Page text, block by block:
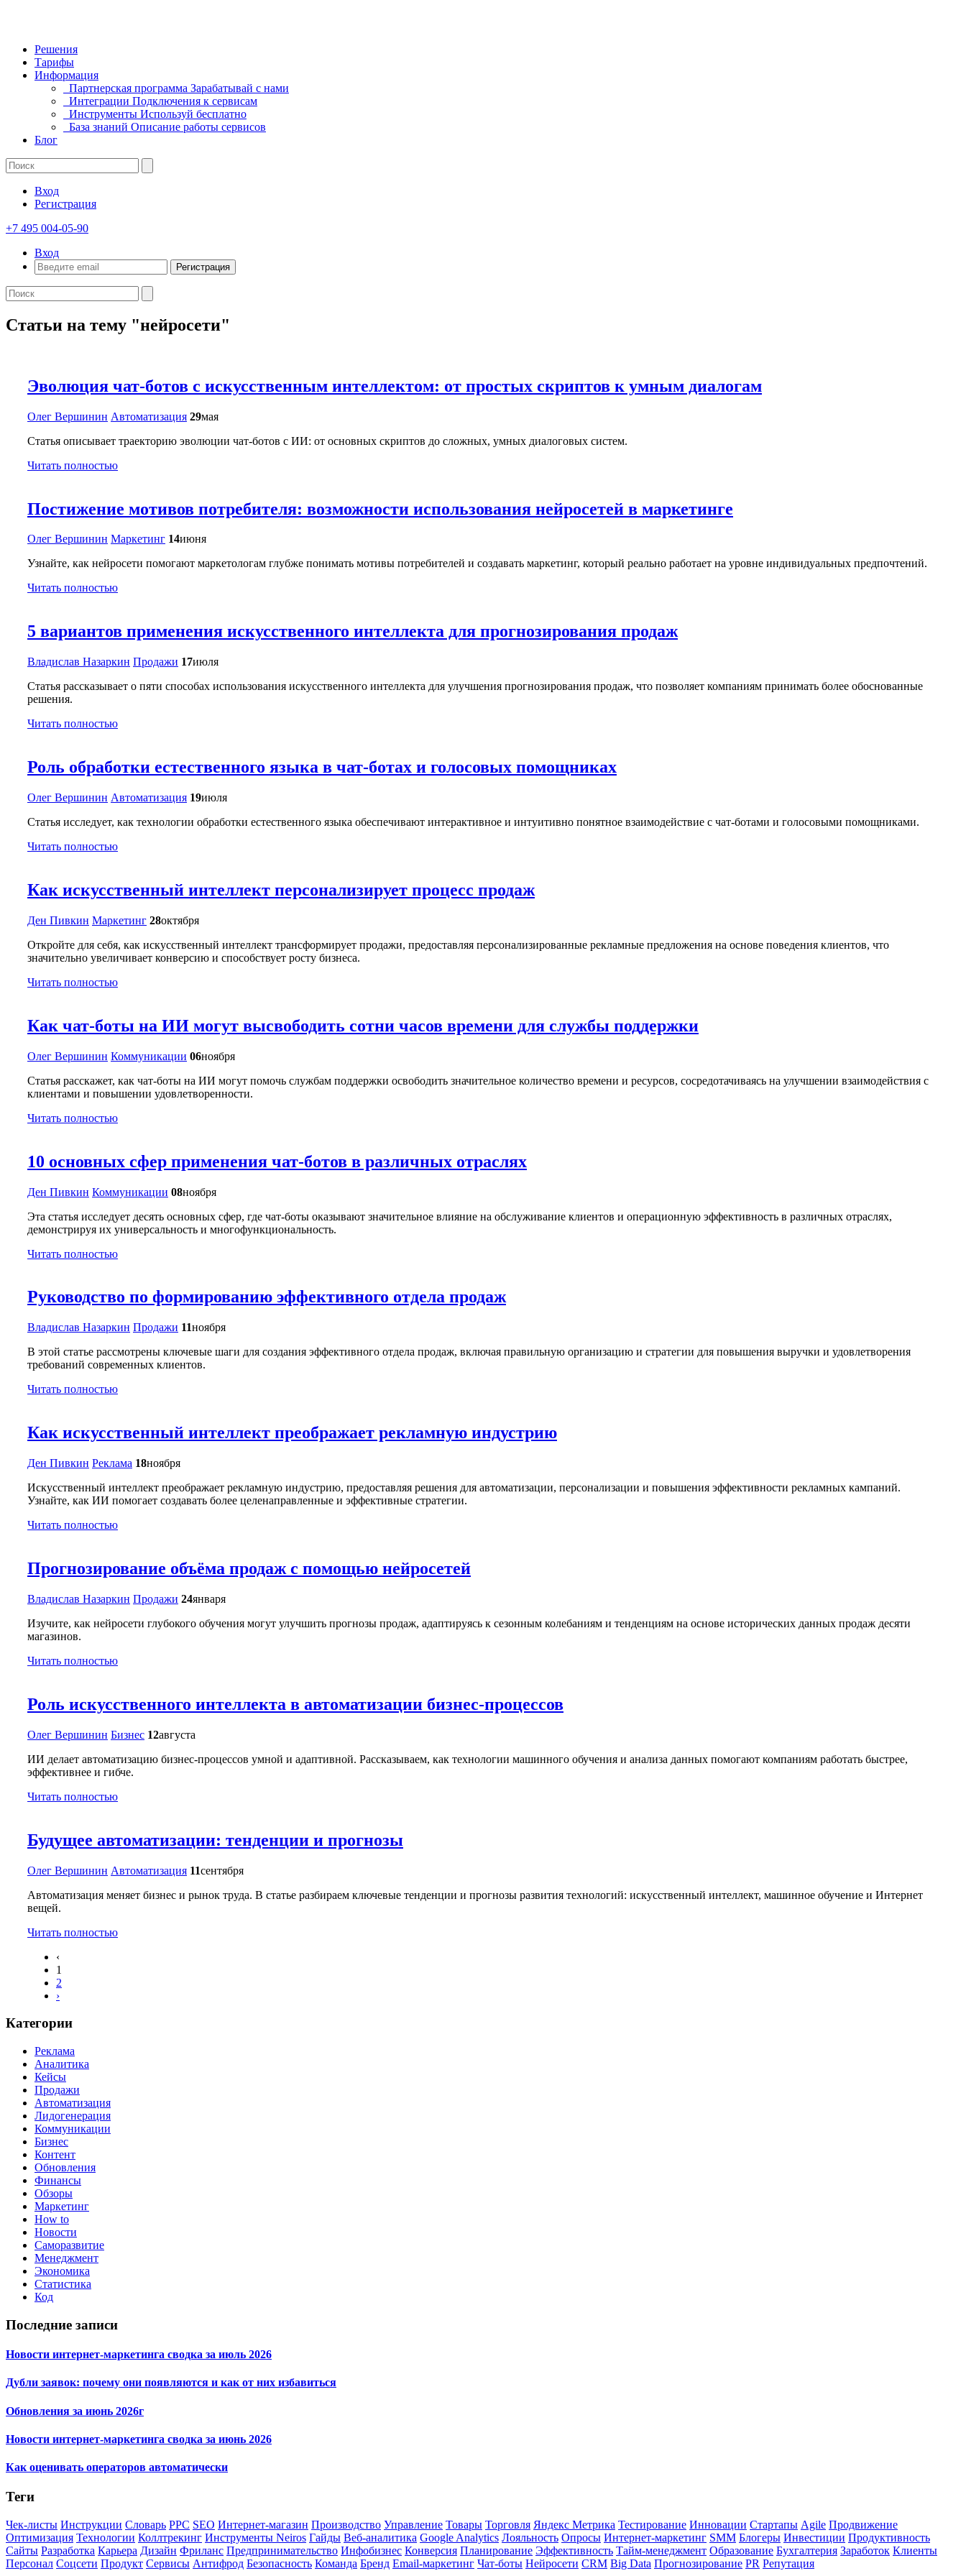
Решения
Тарифы
Информация
Партнерская программа Зарабатывай с нами
Интеграции Подключения к сервисам
Инструменты Используй бесплатно
База знаний Описание работы сервисов
Блог
Вход
Регистрация
+7 495 004-05-90
Вход
Регистрация
Статьи на тему "нейросети"
Эволюция чат-ботов с искусственным интеллектом: от простых скриптов к умным диалогам
Олег Вершинин Автоматизация 29мая
Статья описывает траекторию эволюции чат-ботов с ИИ: от основных скриптов до сложных, умных диалоговых систем.
Читать полностью
Постижение мотивов потребителя: возможности использования нейросетей в маркетинге
Олег Вершинин Маркетинг 14июня
Узнайте, как нейросети помогают маркетологам глубже понимать мотивы потребителей и создавать маркетинг, который реально работает на уровне индивидуальных предпочтений.
Читать полностью
5 вариантов применения искусственного интеллекта для прогнозирования продаж
Владислав Назаркин Продажи 17июля
Статья рассказывает о пяти способах использования искусственного интеллекта для улучшения прогнозирования продаж, что позволяет компаниям принимать более обоснованные
решения.
Читать полностью
Роль обработки естественного языка в чат-ботах и голосовых помощниках
Олег Вершинин Автоматизация 19июля
Статья исследует, как технологии обработки естественного языка обеспечивают интерактивное и интуитивно понятное взаимодействие с чат-ботами и голосовыми помощниками.
Читать полностью
Как искусственный интеллект персонализирует процесс продаж
Ден Пивкин Маркетинг 28октября
Откройте для себя, как искусственный интеллект трансформирует продажи, предоставляя персонализированные рекламные предложения на основе поведения клиентов, что
значительно увеличивает конверсию и способствует росту бизнеса.
Читать полностью
Как чат-боты на ИИ могут высвободить сотни часов времени для службы поддержки
Олег Вершинин Коммуникации 06ноября
Статья расскажет, как чат-боты на ИИ могут помочь службам поддержки освободить значительное количество времени и ресурсов, сосредотачиваясь на улучшении взаимодействия с
клиентами и повышении удовлетворенности.
Читать полностью
10 основных сфер применения чат-ботов в различных отраслях
Ден Пивкин Коммуникации 08ноября
Эта статья исследует десять основных сфер, где чат-боты оказывают значительное влияние на обслуживание клиентов и операционную эффективность в различных отраслях,
демонстрируя их универсальность и многофункциональность.
Читать полностью
Руководство по формированию эффективного отдела продаж
Владислав Назаркин Продажи 11ноября
В этой статье рассмотрены ключевые шаги для создания эффективного отдела продаж, включая правильную организацию и стратегии для повышения выручки и удовлетворения
требований современных клиентов.
Читать полностью
Как искусственный интеллект преображает рекламную индустрию
Ден Пивкин Реклама 18ноября
Искусственный интеллект преображает рекламную индустрию, предоставляя решения для автоматизации, персонализации и повышения эффективности рекламных кампаний.
Узнайте, как ИИ помогает создавать более целенаправленные и эффективные стратегии.
Читать полностью
Прогнозирование объёма продаж с помощью нейросетей
Владислав Назаркин Продажи 24января
Изучите, как нейросети глубокого обучения могут улучшить прогнозы продаж, адаптируясь к сезонным колебаниям и тенденциям на основе исторических данных продаж десяти
магазинов.
Читать полностью
Роль искусственного интеллекта в автоматизации бизнес-процессов
Олег Вершинин Бизнес 12августа
ИИ делает автоматизацию бизнес-процессов умной и адаптивной. Рассказываем, как технологии машинного обучения и анализа данных помогают компаниям работать быстрее,
эффективнее и гибче.
Читать полностью
Будущее автоматизации: тенденции и прогнозы
Олег Вершинин Автоматизация 11сентября
Автоматизация меняет бизнес и рынок труда. В статье разбираем ключевые тенденции и прогнозы развития технологий: искусственный интеллект, машинное обучение и Интернет
вещей.
Читать полностью
‹
1
2
›
Категории
Реклама
Аналитика
Кейсы
Продажи
Автоматизация
Лидогенерация
Коммуникации
Бизнес
Контент
Обновления
Финансы
Обзоры
Маркетинг
How to
Новости
Саморазвитие
Менеджмент
Экономика
Статистика
Код
Последние записи
Новости интернет-маркетинга сводка за июль 2026
Дубли заявок: почему они появляются и как от них избавиться
Обновления за июнь 2026г
Новости интернет-маркетинга сводка за июнь 2026
Как оценивать операторов автоматически
Теги
Чек-листы Инструкции Словарь PPC SEO Интернет-магазин Производство Управление Товары Торговля Яндекс Метрика Тестирование Инновации Стартапы Agile Продвижение
Оптимизация Технологии Коллтрекинг Инструменты Neiros Гайды Веб-аналитика Google Analytics Лояльность Опросы Интернет-маркетинг SMM Блогеры Инвестиции Продуктивность
Сайты Разработка Карьера Дизайн Фриланс Предпринимательство Инфобизнес Конверсия Планирование Эффективность Тайм-менеджмент Образование Бухгалтерия Заработок Клиенты
Персонал Соцсети Продукт Сервисы Антифрод Безопасность Команда Бренд Email-маркетинг Чат-боты Нейросети CRM Big Data Прогнозирование PR Репутация